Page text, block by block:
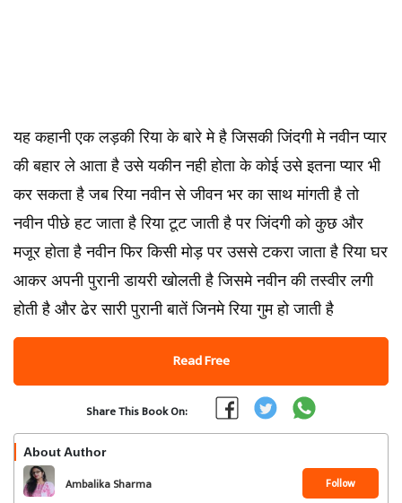
यह कहानी एक लड़की रिया के बारे मे है जिसकी जिंदगी मे नवीन प्यार
की बहार ले आता है उसे यकीन नही होता के कोई उसे इतना प्यार भी
कर सकता है जब रिया नवीन से जीवन भर का साथ मांगती है तो
नवीन पीछे हट जाता है रिया टूट जाती है पर जिंदगी को कुछ और
मजूर होता है नवीन फिर किसी मोड़ पर उससे टकरा जाता है रिया घर
आकर अपनी पुरानी डायरी खोलती है जिसमे नवीन की तस्वीर लगी
होती है और ढेर सारी पुरानी बातें जिनमे रिया गुम हो जाती है
Read Free
Share This Book On:
About Author
Ambalika Sharma Follow